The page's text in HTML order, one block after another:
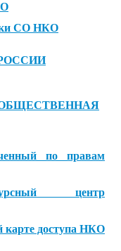
СО НКО
по правам
центр
доступа НКО